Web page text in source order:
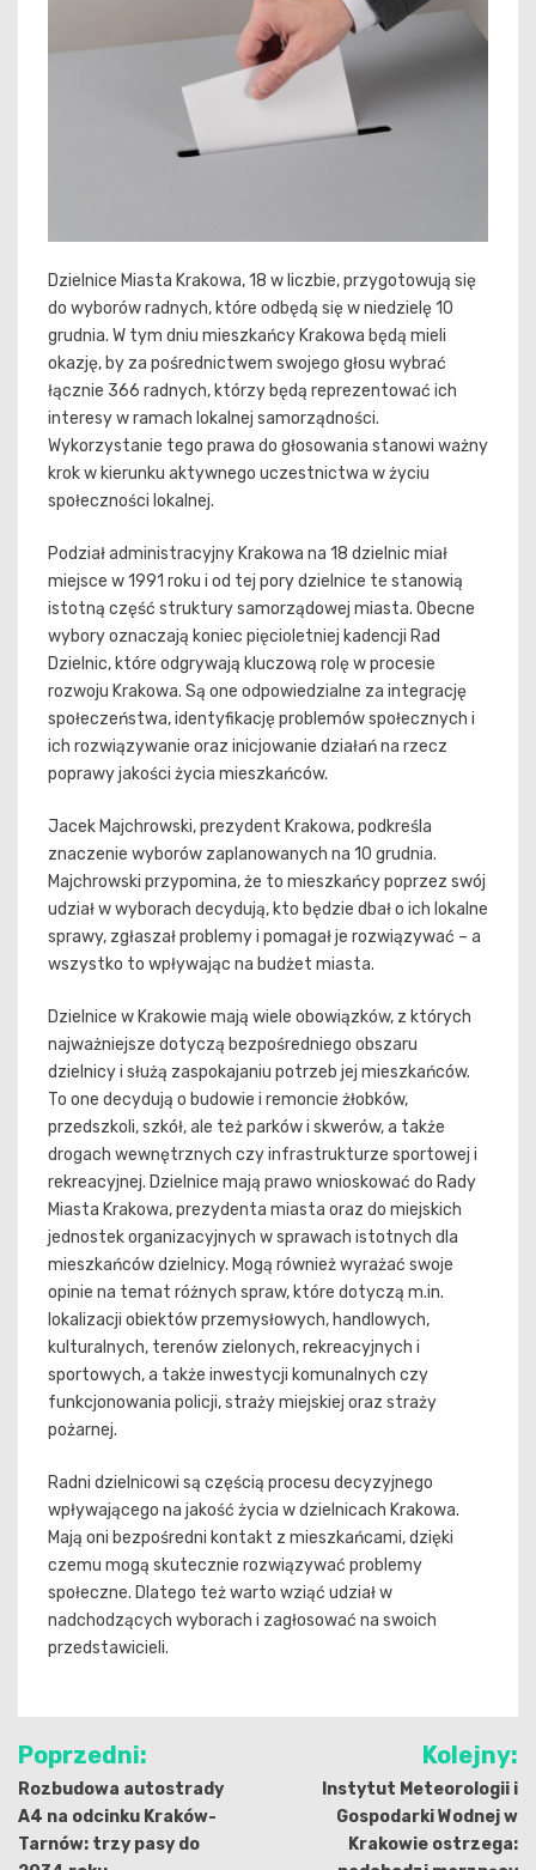
Dzielnice Miasta Krakowa, 18 w liczbie, przygotowują się
do wyborów radnych, które odbędą się w niedzielę 10
grudnia. W tym dniu mieszkańcy Krakowa będą mieli
okazję, by za pośrednictwem swojego głosu wybrać
łącznie 366 radnych, którzy będą reprezentować ich
interesy w ramach lokalnej samorządności.
Wykorzystanie tego prawa do głosowania stanowi ważny
krok w kierunku aktywnego uczestnictwa w życiu
społeczności lokalnej.
Podział administracyjny Krakowa na 18 dzielnic miał
miejsce w 1991 roku i od tej pory dzielnice te stanowią
istotną część struktury samorządowej miasta. Obecne
wybory oznaczają koniec pięcioletniej kadencji Rad
Dzielnic, które odgrywają kluczową rolę w procesie
rozwoju Krakowa. Są one odpowiedzialne za integrację
społeczeństwa, identyfikację problemów społecznych i
ich rozwiązywanie oraz inicjowanie działań na rzecz
poprawy jakości życia mieszkańców.
Jacek Majchrowski, prezydent Krakowa, podkreśla
znaczenie wyborów zaplanowanych na 10 grudnia.
Majchrowski przypomina, że to mieszkańcy poprzez swój
udział w wyborach decydują, kto będzie dbał o ich lokalne
sprawy, zgłaszał problemy i pomagał je rozwiązywać – a
wszystko to wpływając na budżet miasta.
Dzielnice w Krakowie mają wiele obowiązków, z których
najważniejsze dotyczą bezpośredniego obszaru
dzielnicy i służą zaspokajaniu potrzeb jej mieszkańców.
To one decydują o budowie i remoncie żłobków,
przedszkoli, szkół, ale też parków i skwerów, a także
drogach wewnętrznych czy infrastrukturze sportowej i
rekreacyjnej. Dzielnice mają prawo wnioskować do Rady
Miasta Krakowa, prezydenta miasta oraz do miejskich
jednostek organizacyjnych w sprawach istotnych dla
mieszkańców dzielnicy. Mogą również wyrażać swoje
opinie na temat różnych spraw, które dotyczą m.in.
lokalizacji obiektów przemysłowych, handlowych,
kulturalnych, terenów zielonych, rekreacyjnych i
sportowych, a także inwestycji komunalnych czy
funkcjonowania policji, straży miejskiej oraz straży
pożarnej.
Radni dzielnicowi są częścią procesu decyzyjnego
wpływającego na jakość życia w dzielnicach Krakowa.
Mają oni bezpośredni kontakt z mieszkańcami, dzięki
czemu mogą skutecznie rozwiązywać problemy
społeczne. Dlatego też warto wziąć udział w
nadchodzących wyborach i zagłosować na swoich
przedstawicieli.
Nawigacja
wpisu
Poprzedni:
Rozbudowa autostrady
A4 na odcinku Kraków-
Tarnów: trzy pasy do
Kolejny:
Instytut Meteorologii i
Gospodarki Wodnej w
Krakowie ostrzega: